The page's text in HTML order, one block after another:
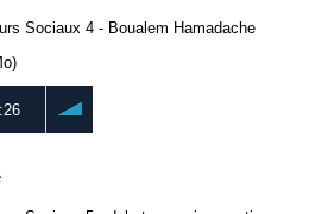
Sociaux 4 - Boualem Hamadache